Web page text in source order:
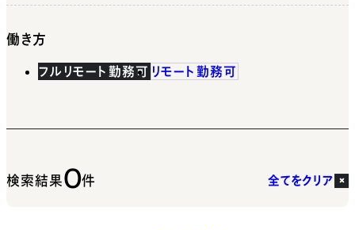
働き方
フルリモート勤務可 リモート勤務可
検索結果0件 全てをクリア